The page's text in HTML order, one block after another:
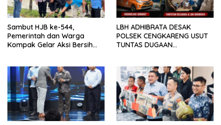
Sambut HJB ke-544,
Pemerintah dan Warga
Kompak Gelar Aksi Bersih
LBH ADHIBRATA DESAK
POLSEK CENGKARENG USUT
TUNTAS DUGAAN